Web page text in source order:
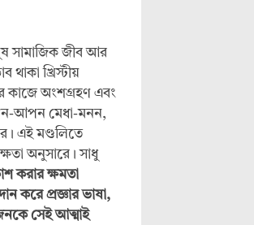
সামাজিক জীব আর
খ্রিস্টীয়
কাজে অংশগ্রহণ এবং
আপন মেধা-মনন,
এই মণ্ডলিতে
অনুসারে। সাধু
করার ক্ষমতা
করে প্রজ্ঞার ভাষা,
সেই আত্মাই